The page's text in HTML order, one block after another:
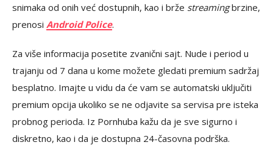
snimaka od onih već dostupnih, kao i brže streamingbrzine,
prenosi Android Police.
Za više informacija posetite zvanični sajt. Nude i period u
trajanju od 7 dana u kome možete gledati premium sadržaj
besplatno. Imajte u vidu da će vam se automatski uključiti
premium opcija ukoliko se ne odjavite sa servisa pre isteka
probnog perioda. Iz Pornhuba kažu da je sve sigurno i
diskretno, kao i da je dostupna 24-časovna podrška.